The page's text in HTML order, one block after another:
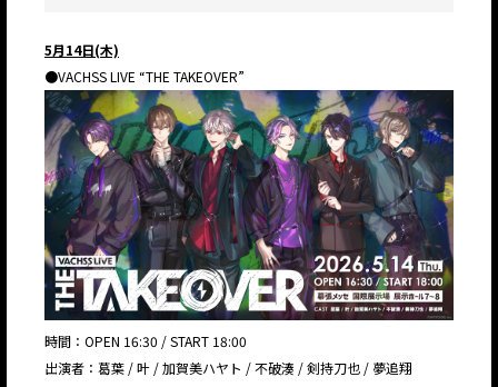
5月14日(木)
●VACHSS LIVE “THE TAKEOVER”
時間：OPEN 16:30 / START 18:00
出演者：葛葉 / 叶 / 加賀美ハヤト / 不破湊 / 剣持刀也 / 夢追翔